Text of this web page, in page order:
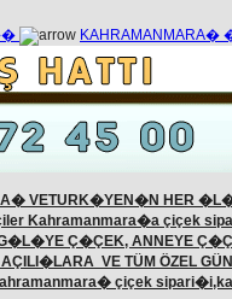
VETURK�YEN�N HER
Kahramanmara�a çiçek
Ç�ÇEK, ANNEYE
VE TÜM ÖZEL
çiçek